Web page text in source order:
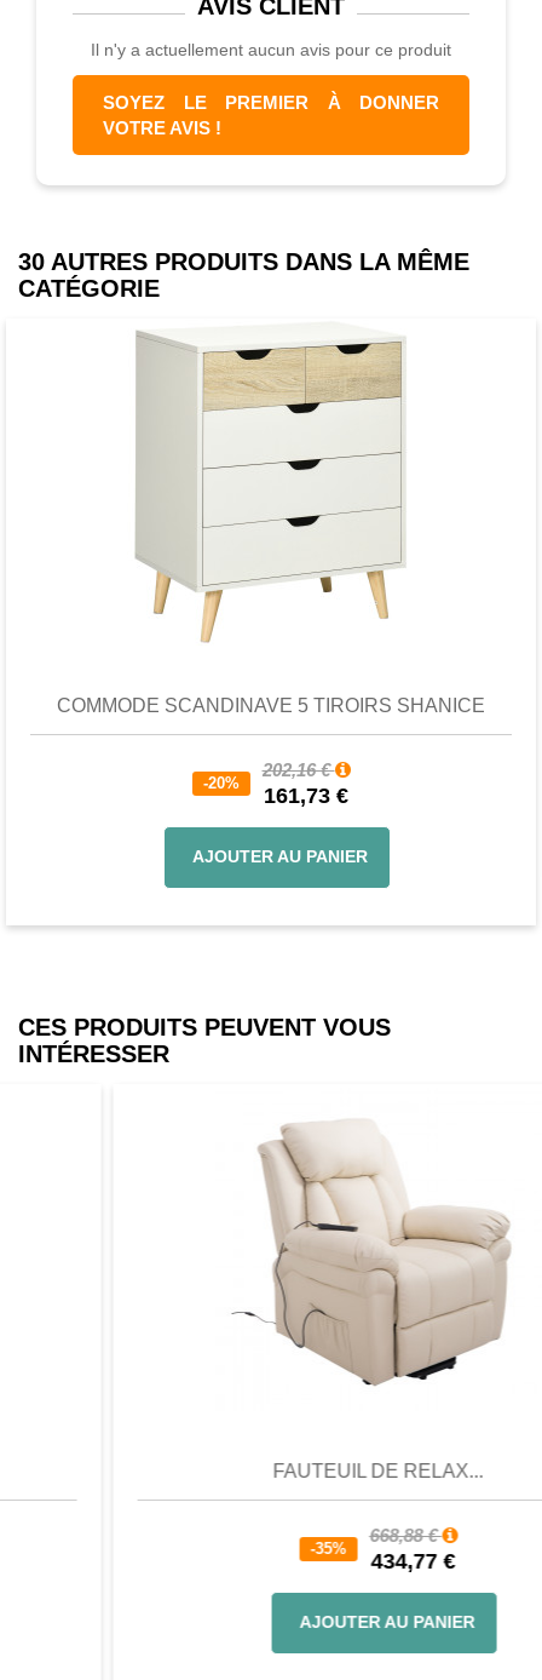
33,7l x 10H cm
- Hauteur piètement : 13,5 cm
- Charge max. recommandée totale : 30
Kg (5 Kg par tiroir + 10 Kg pour le
AVIS CLIENT
Il n'y a actuellement aucun avis pour ce produit
SOYEZ LE PREMIER À DONNER
VOTRE AVIS !
30 AUTRES PRODUITS DANS LA MÊME
CATÉGORIE
COMMODE SCANDINAVE 5 TIROIRS SHANICE
-20%
202,16 €
161,73 €
AJOUTER AU PANIER
CES PRODUITS PEUVENT VOUS
INTÉRESSER
FAUTEUIL DE RELAX...
668,88 €
434,77 €
AJOUTER AU PANIER